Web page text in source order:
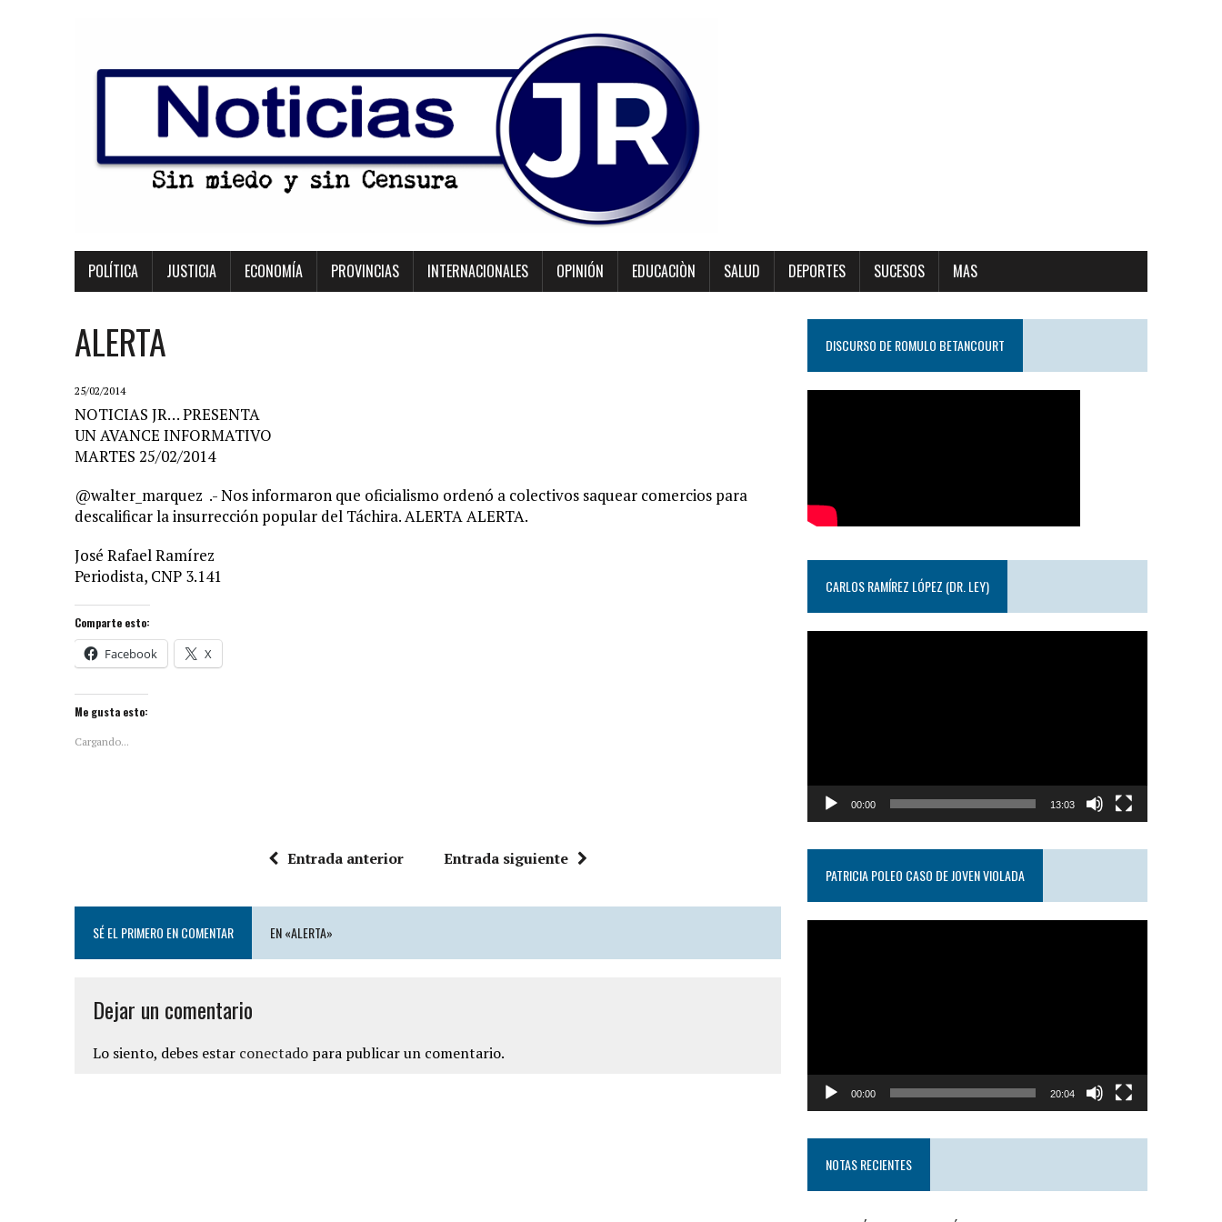
POLÍTICA JUSTICIA ECONOMÍA PROVINCIAS INTERNACIONALES OPINIÓN EDUCACIÒN SALUD DEPORTES SUCESOS MAS
ALERTA
25/02/2014
NOTICIAS JR… PRESENTA
UN AVANCE INFORMATIVO
MARTES 25/02/2014
@walter_marquez .- Nos informaron que oficialismo ordenó a colectivos saquear comercios para
descalificar la insurrección popular del Táchira. ALERTA ALERTA.
José Rafael Ramírez
Periodista, CNP 3.141
Comparte esto:
Facebook X
Me gusta esto:
Cargando...
Entrada anterior Entrada siguiente
SÉ EL PRIMERO EN COMENTAR EN «ALERTA»
Dejar un comentario
Lo siento, debes estar conectado para publicar un comentario.
DISCURSO DE ROMULO BETANCOURT
CARLOS RAMÍREZ LÓPEZ (DR. LEY)
00:00 13:03
PATRICIA POLEO CASO DE JOVEN VIOLADA
00:00 20:04
NOTAS RECIENTES